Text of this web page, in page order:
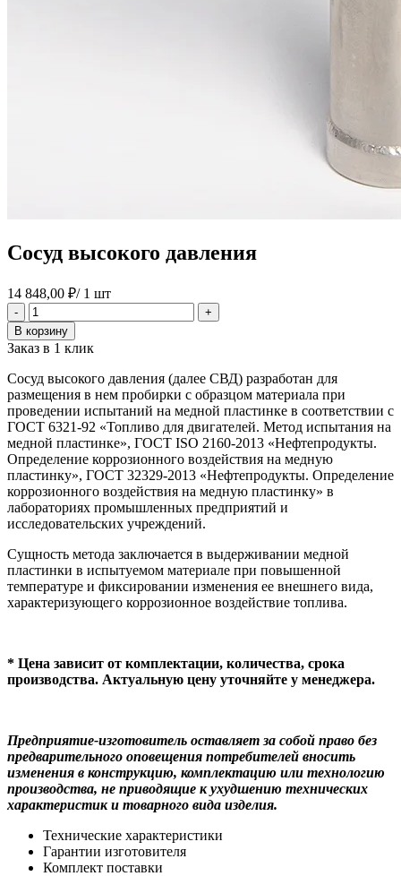
Сосуд высокого давления
14 848,00 ₽/ 1 шт
-
Количество
товара
Сосуд
высокого
давления
+
В корзину
Заказ в 1 клик
Сосуд высокого давления (далее СВД) разработан для
размещения в нем пробирки с образцом материала при
проведении испытаний на медной пластинке в соответствии с
ГОСТ 6321-92 «Топливо для двигателей. Метод испытания на
медной пластинке», ГОСТ ISO 2160-2013 «Нефтепродукты.
Определение коррозионного воздействия на медную
пластинку», ГОСТ 32329-2013 «Нефтепродукты. Определение
коррозионного воздействия на медную пластинку» в
лабораториях промышленных предприятий и
исследовательских учреждений.
Сущность метода заключается в выдерживании медной
пластинки в испытуемом материале при повышенной
температуре и фиксировании изменения ее внешнего вида,
характеризующего коррозионное воздействие топлива.
* Цена зависит от комплектации, количества, срока
производства. Актуальную цену уточняйте у менеджера.
Предприятие-изготовитель оставляет за собой право без
предварительного оповещения потребителей вносить
изменения в конструкцию, комплектацию или технологию
производства, не приводящие к ухудшению технических
характеристик и товарного вида изделия.
Технические характеристики
Гарантии изготовителя
Комплект поставки